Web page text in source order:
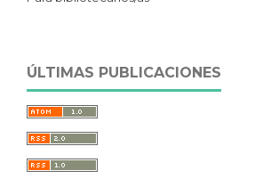
ÚLTIMAS PUBLICACIONES